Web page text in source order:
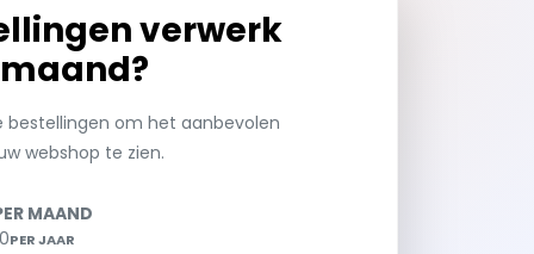
verwerk
bestellingen om het aanbevolen
webshop te zien.
MAAND
PER JAAR